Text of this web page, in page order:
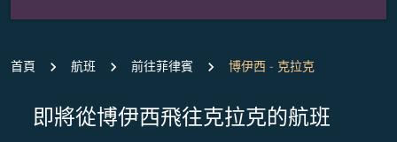
首頁 航班 前往菲律賓 博伊西 - 克拉克
即將從博伊西飛往克拉克的航班
無符合您設定條件的票價，請調整篩選條件。